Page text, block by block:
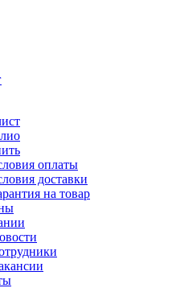
оплаты
доставки
на товар